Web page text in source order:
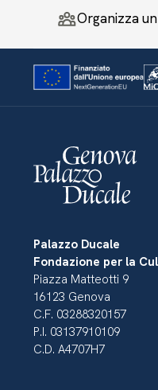
Organizza
Palazzo Ducale
Fondazione per la
Piazza Matteotti 9
16123 Genova
C.F. 03288320157
P.I. 03137910109
C.D. A4707H7